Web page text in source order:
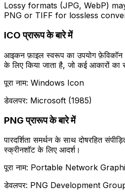
Lossy formats (JPG, WebP)
PNG or TIFF for lossless
ICO प्रारूप के बारे में
आइकन फ़ाइल स्वरूप का उपयोग
के लिए किया जाता है, जो कई आकारों का
पूरा नाम: Windows Icon
डेवलपर: Microsoft (1985)
PNG प्रारूप के बारे में
पारदर्शिता समर्थन के साथ दोषरहित
स्क्रीनशॉट के लिए आदर्श।
पूरा नाम: Portable Network
डेवलपर: PNG Development